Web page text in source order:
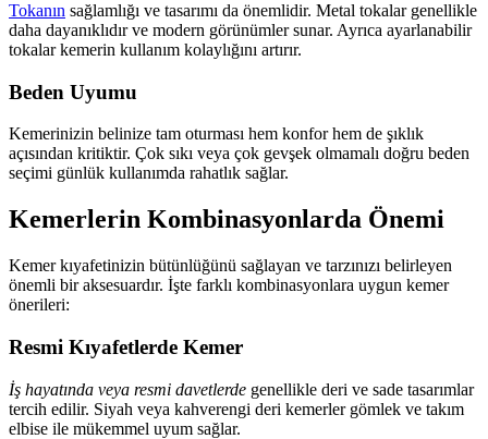
Tokanın sağlamlığı ve tasarımı da önemlidir. Metal tokalar genellikle
daha dayanıklıdır ve modern görünümler sunar. Ayrıca ayarlanabilir
tokalar kemerin kullanım kolaylığını artırır.
Beden Uyumu
Kemerinizin belinize tam oturması hem konfor hem de şıklık
açısından kritiktir. Çok sıkı veya çok gevşek olmamalı doğru beden
seçimi günlük kullanımda rahatlık sağlar.
Kemerlerin Kombinasyonlarda Önemi
Kemer kıyafetinizin bütünlüğünü sağlayan ve tarzınızı belirleyen
önemli bir aksesuardır. İşte farklı kombinasyonlara uygun kemer
önerileri:
Resmi Kıyafetlerde Kemer
İş hayatında veya resmi davetlerde genellikle deri ve sade tasarımlar
tercih edilir. Siyah veya kahverengi deri kemerler gömlek ve takım
elbise ile mükemmel uyum sağlar.